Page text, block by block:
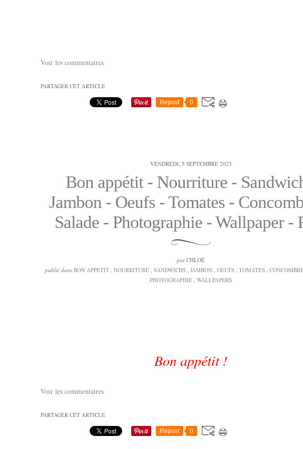
Voir les commentaires
PARTAGER CET ARTICLE
Repost 0
VENDREDI, 5 SEPTEMBRE 2025
Bon appétit - Nourriture -
Jambon - Oeufs - Tomates -
Salade - Photographie - Wallpaper -
parCHLOÉ
publié dans BON APPETIT , NOURRITURE , SANDWICHS , JAMBON , OEUFS , TOMATES ,
PHOTOGRAPHIE , WALLPAPERS
Bon appétit !
Voir les commentaires
PARTAGER CET ARTICLE
Repost 0